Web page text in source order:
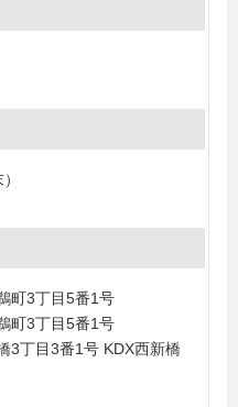
町3丁目5番1号
町3丁目5番1号
丁目3番1号 KDX西新橋